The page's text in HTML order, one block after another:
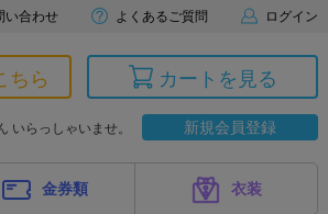
い合わせ よくあるご質問 ログイン
ちら カートを見る
いらっしゃいませ。 新規会員登録
金券類 衣装